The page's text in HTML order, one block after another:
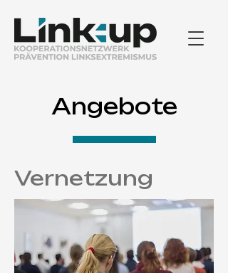
Angebote
Vernetzung